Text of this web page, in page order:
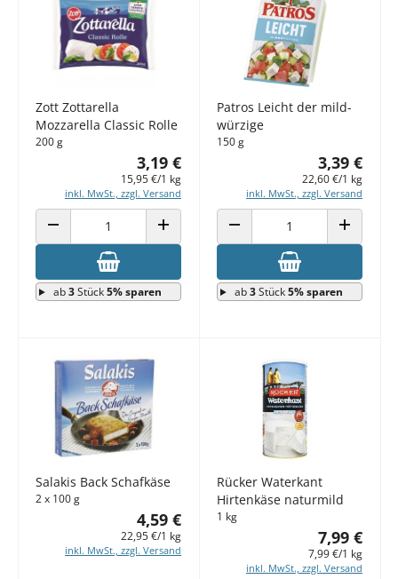
Zott Zottarella
Mozzarella Classic Rolle
200 g
3,19 €
15,95 €/1 kg
inkl. MwSt., zzgl. Versand
ANZAHL VERRINGERN ANZAHL ERHÖHEN
ab3Stück5% sparen
Patros Leicht der mild-
würzige
150 g
3,39 €
22,60 €/1 kg
inkl. MwSt., zzgl. Versand
ANZAHL VERRINGERN ANZAHL
ab3Stück5% sparen
Salakis Back Schafkäse
2 x 100 g
4,59 €
22,95 €/1 kg
inkl. MwSt., zzgl. Versand
Rücker Waterkant
Hirtenkäse naturmild
1 kg
7,99 €
7,99 €/1 kg
inkl. MwSt., zzgl. Versand